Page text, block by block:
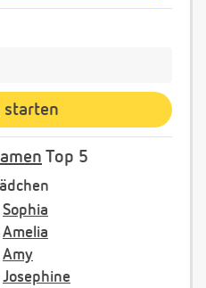
Top 5
Sophia
Amelia
Amy
Josephine